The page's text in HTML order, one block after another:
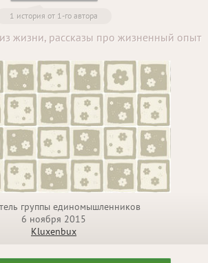
1 история от 1-го автора
жизни, рассказы про жизненный опыт
группы единомышленников
6 ноября 2015
Kluxenbux